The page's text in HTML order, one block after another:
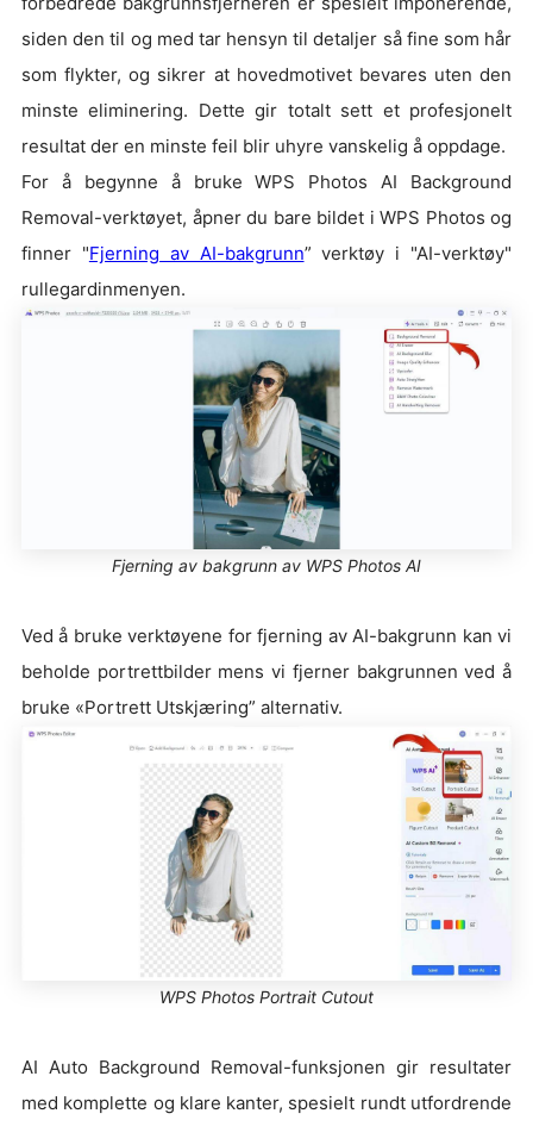
siden den til og med tar hensyn til detaljer så fine som hår
som flykter, og sikrer at hovedmotivet bevares uten den
minste eliminering. Dette gir totalt sett et profesjonelt
resultat der en minste feil blir uhyre vanskelig å oppdage.
For å begynne å bruke WPS Photos AI Background
Removal-verktøyet, åpner du bare bildet i WPS Photos og
finner "Fjerning av AI-bakgrunn” verktøy i "AI-verktøy"
rullegardinmenyen.
Fjerning av bakgrunn av WPS Photos AI
Ved å bruke verktøyene for fjerning av AI-bakgrunn kan vi
beholde portrettbilder mens vi fjerner bakgrunnen ved å
bruke «Portrett Utskjæring” alternativ.
WPS Photos Portrait Cutout
AI Auto Background Removal-funksjonen gir resultater
med komplette og klare kanter, spesielt rundt utfordrende